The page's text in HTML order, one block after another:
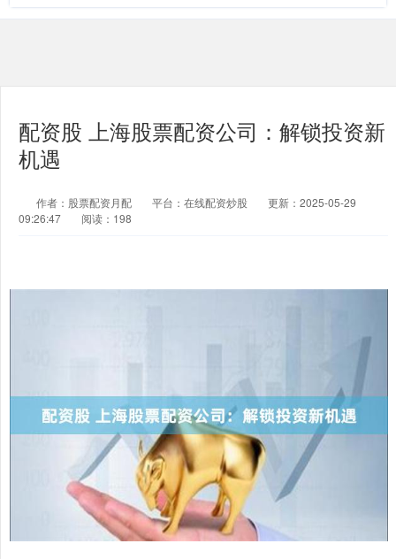
配资股 上海股票配资公司：解锁投资新
机遇
作者：股票配资月配 平台：在线配资炒股
更新：2025-05-29
09:26:47
阅读：198